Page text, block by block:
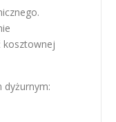
kosztownej
dyżurnym: